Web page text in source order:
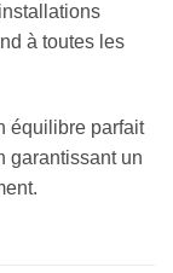
à toutes les
équilibre parfait
garantissant un